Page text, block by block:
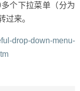
个下拉菜单（分为
过来。
drop-down-menu-